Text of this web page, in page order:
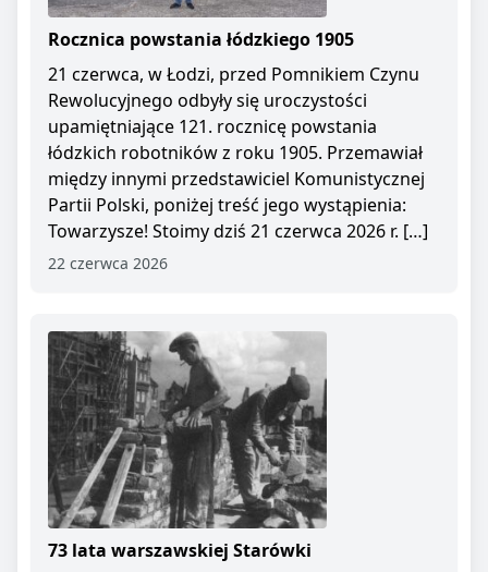
Rocznica powstania łódzkiego 1905
21 czerwca, w Łodzi, przed Pomnikiem Czynu
Rewolucyjnego odbyły się uroczystości
upamiętniające 121. rocznicę powstania
łódzkich robotników z roku 1905. Przemawiał
między innymi przedstawiciel Komunistycznej
Partii Polski, poniżej treść jego wystąpienia:
Towarzysze! Stoimy dziś 21 czerwca 2026 r. […]
22 czerwca 2026
73 lata warszawskiej Starówki